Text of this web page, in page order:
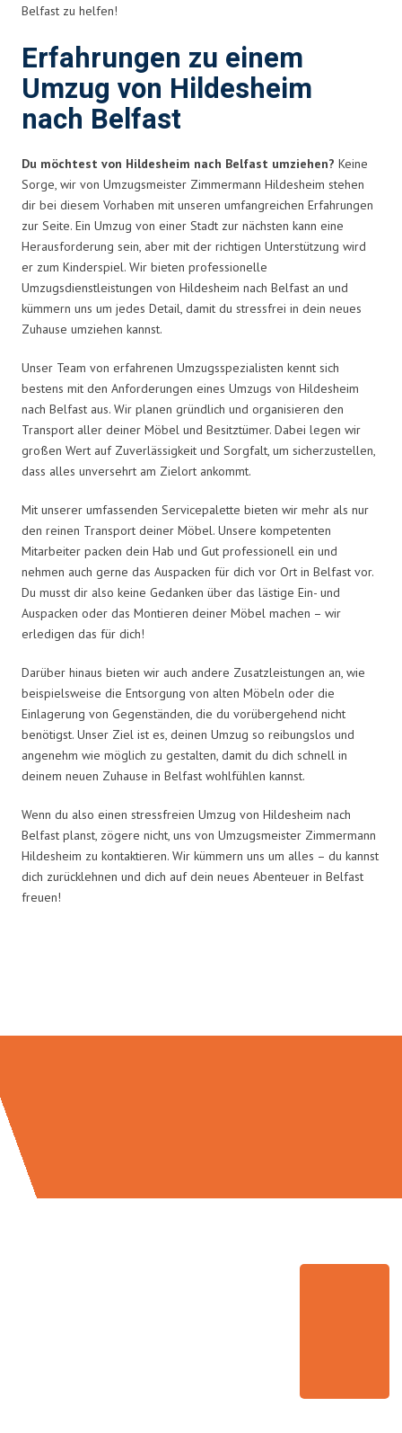
Belfast zu helfen!
Erfahrungen zu einem
Umzug von Hildesheim
nach Belfast
Du möchtest von Hildesheim nach Belfast umziehen? Keine
Sorge, wir von Umzugsmeister Zimmermann Hildesheim stehen
dir bei diesem Vorhaben mit unseren umfangreichen Erfahrungen
zur Seite. Ein Umzug von einer Stadt zur nächsten kann eine
Herausforderung sein, aber mit der richtigen Unterstützung wird
er zum Kinderspiel. Wir bieten professionelle
Umzugsdienstleistungen von Hildesheim nach Belfast an und
kümmern uns um jedes Detail, damit du stressfrei in dein neues
Zuhause umziehen kannst.
Unser Team von erfahrenen Umzugsspezialisten kennt sich
bestens mit den Anforderungen eines Umzugs von Hildesheim
nach Belfast aus. Wir planen gründlich und organisieren den
Transport aller deiner Möbel und Besitztümer. Dabei legen wir
großen Wert auf Zuverlässigkeit und Sorgfalt, um sicherzustellen,
dass alles unversehrt am Zielort ankommt.
Mit unserer umfassenden Servicepalette bieten wir mehr als nur
den reinen Transport deiner Möbel. Unsere kompetenten
Mitarbeiter packen dein Hab und Gut professionell ein und
nehmen auch gerne das Auspacken für dich vor Ort in Belfast vor.
Du musst dir also keine Gedanken über das lästige Ein- und
Auspacken oder das Montieren deiner Möbel machen – wir
erledigen das für dich!
Darüber hinaus bieten wir auch andere Zusatzleistungen an, wie
beispielsweise die Entsorgung von alten Möbeln oder die
Einlagerung von Gegenständen, die du vorübergehend nicht
benötigst. Unser Ziel ist es, deinen Umzug so reibungslos und
angenehm wie möglich zu gestalten, damit du dich schnell in
deinem neuen Zuhause in Belfast wohlfühlen kannst.
Wenn du also einen stressfreien Umzug von Hildesheim nach
Belfast planst, zögere nicht, uns von Umzugsmeister Zimmermann
Hildesheim zu kontaktieren. Wir kümmern uns um alles – du kannst
dich zurücklehnen und dich auf dein neues Abenteuer in Belfast
freuen!